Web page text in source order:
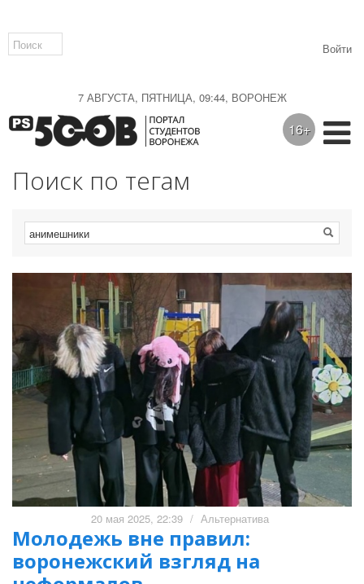
7 АВГУСТА, ПЯТНИЦА, 09:44, ВОРОНЕЖ
Войти
16+
Поиск по тегам
20 мая 2025, 22:39 / Альтернатива
Молодежь вне правил:
воронежский взгляд на